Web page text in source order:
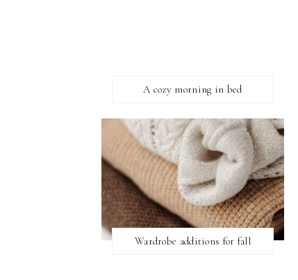
A cozy morning in bed
Wardrobe additions for fall